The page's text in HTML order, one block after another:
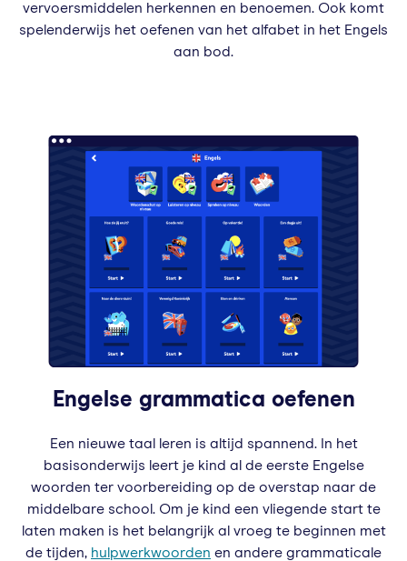
vervoersmiddelen herkennen en benoemen. Ook komt
spelenderwijs het oefenen van het alfabet in het Engels
aan bod.
Engelse grammatica oefenen
Een nieuwe taal leren is altijd spannend. In het
basisonderwijs leert je kind al de eerste Engelse
woorden ter voorbereiding op de overstap naar de
middelbare school. Om je kind een vliegende start te
laten maken is het belangrijk al vroeg te beginnen met
de tijden, hulpwerkwoorden en andere grammaticale